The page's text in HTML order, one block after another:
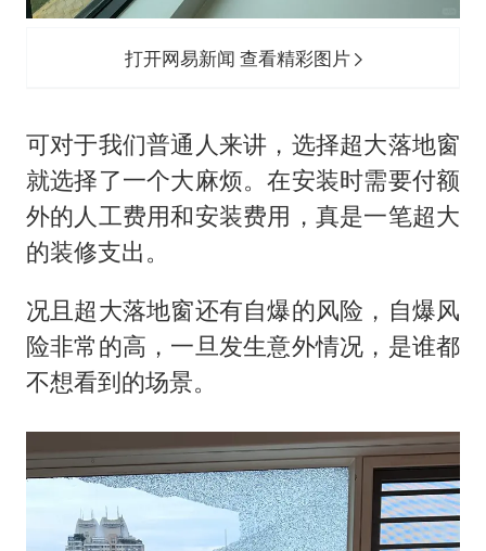
打开网易新闻 查看精彩图片
可对于我们普通人来讲，选择超大落地窗
就选择了一个大麻烦。在安装时需要付额
外的人工费用和安装费用，真是一笔超大
的装修支出。
况且超大落地窗还有自爆的风险，自爆风
险非常的高，一旦发生意外情况，是谁都
不想看到的场景。